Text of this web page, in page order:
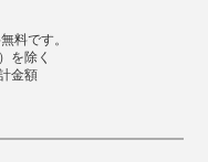
料です。
を除く
金額